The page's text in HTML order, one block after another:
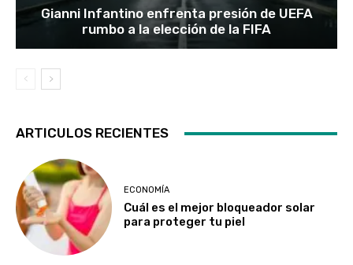
Gianni Infantino enfrenta presión de UEFA
rumbo a la elección de la FIFA
ARTICULOS RECIENTES
ECONOMÍA
Cuál es el mejor bloqueador solar
para proteger tu piel